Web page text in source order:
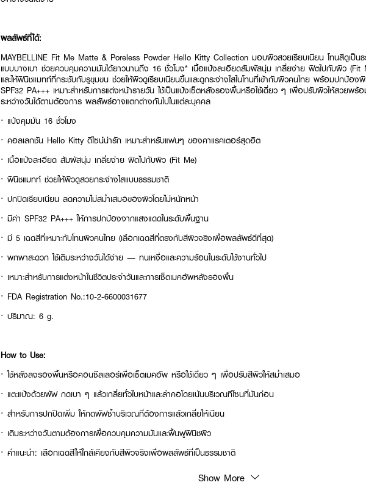
ผลลัพธ์ที่ได้:
MAYBELLINE Fit Me Matte & Poreless Powder Hello Kitty Collection มอบผิวสวยเรียบเนียน โทนสีดูเป็น
แบบบางเบา ช่วยควบคุมความมันได้ยาวนานถึง 16 ชั่วโมง* เนื้อแป้งละเอียดสัมผัสนุ่ม เกลี่ยง่าย ฟิตไปกับผิว
และให้ฟินิชแมทท์ที่กระชับกับรูขุมขน ช่วยให้ผิวดูเรียบเนียนขึ้นและดูกระจ่างใสในโทนที่เข้ากับผิวคนไทย พร้อมปกป้อง
SPF32 PA+++ เหมาะสำหรับการแต่งหน้ารายวัน ใช้เป็นแป้งเซ็ตหลังรองพื้นหรือใช้เดี่ยว ๆ เพื่อปรับผิวให้สวยพ
ระหว่างวันได้ตามต้องการ ผลลัพธ์อาจแตกต่างกันไปในแต่ละบุคคล
· แป้งคุมมัน 16 ชั่วโมง
· คอลเลกชัน Hello Kitty ดีไซน์น่ารัก เหมาะสำหรับแฟนๆ ของคาแรคเตอร์สุดฮิต
· เนื้อแป้งละเอียด สัมผัสนุ่ม เกลี่ยง่าย ฟิตไปกับผิว (Fit Me)
· ฟินิชแมทท์ ช่วยให้ผิวดูสวยกระจ่างใสแบบธรรมชาติ
· ปกปิดเรียบเนียน ลดความไม่สม่ำเสมอของผิวโดยไม่หนักหน้า
· มีค่า SPF32 PA+++ ให้การปกป้องจากแสงแดดในระดับพื้นฐาน
· มี 5 เฉดสีที่เหมาะกับโทนผิวคนไทย (เลือกเฉดสีที่ตรงกับสีผิวจริงเพื่อผลลัพธ์ดีที่สุด)
· พกพาสะดวก ใช้เติมระหว่างวันได้ง่าย — ทนเหงื่อและความร้อนในระดับใช้งานทั่วไป
· เหมาะสำหรับการแต่งหน้าในชีวิตประจำวันและการเซ็ตเมคอัพหลังรองพื้น
· FDA Registration No.:10-2-6600031677
· ปริมาณ: 6 g.
How to Use:
· ใช้หลังลงรองพื้นหรือคอนซีลเลอร์เพื่อเซ็ตเมคอัพ หรือใช้เดี่ยว ๆ เพื่อปรับสีผิวให้สม่ำเสมอ
· แตะแป้งด้วยพัฟ กดเบา ๆ แล้วเกลี่ยทั่วใบหน้าและลำคอโดยเน้นบริเวณทีโซนที่มันก่อน
· สำหรับการปกปิดเพิ่ม ให้กดพัฟซ้ำบริเวณที่ต้องการแล้วเกลี่ยให้เนียน
· เติมระหว่างวันตามต้องการเพื่อควบคุมความมันและฟื้นฟูฟินิชผิว
· คำแนะนำ: เลือกเฉดสีให้ใกล้เคียงกับสีผิวจริงเพื่อผลลัพธ์ที่เป็นธรรมชาติ
Show More